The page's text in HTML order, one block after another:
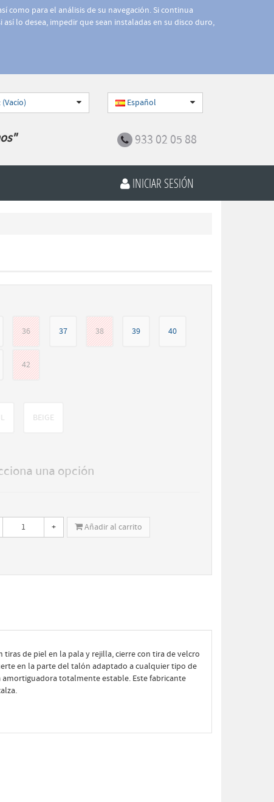
como para el análisis de su navegación. Si continua
lo desea, impedir que sean instaladas en su disco duro,
Español
933 02 05 88
INICIAR SESIÓN
36 37 38 39 40
42
BEIGE
una opción
+ Añadir al carrito
de piel en la pala y rejilla, cierre con tira de velcro
en la parte del talón adaptado a cualquier tipo de
totalmente estable. Este fabricante